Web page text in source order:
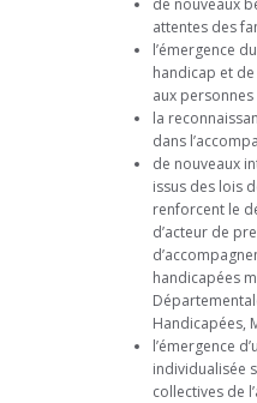
attentes des
l’émergence
handicap et
aux
la
dans
de nouveaux
issus des lois
renforcent le
d’acteur de
handicapées
Handicapées,
l’émergence
individualisée
collectives de